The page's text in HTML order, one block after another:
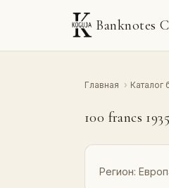
Banknotes
Главная › Каталог
100 francs
Регион: